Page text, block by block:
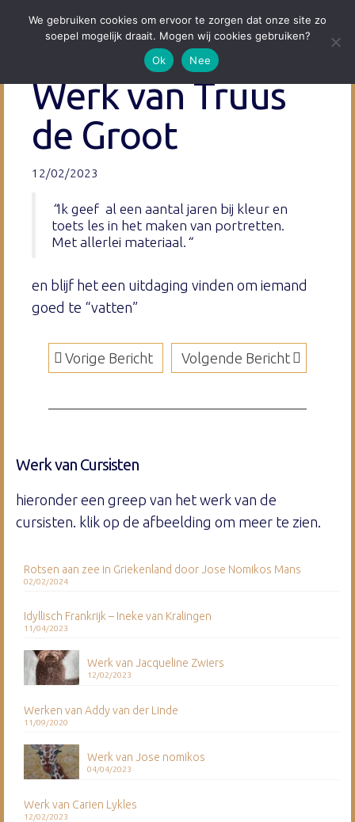
Werk van Truus
de Groot
12/02/2023
“Ik geef al een aantal jaren bij kleur en
toets les in het maken van portretten.
Met allerlei materiaal. “
en blijf het een uitdaging vinden om iemand
goed te “vatten”
Vorige Bericht Volgende Bericht
Werk van Cursisten
hieronder een greep van het werk van de
cursisten. klik op de afbeelding om meer te zien.
Rotsen aan zee in Griekenland door Jose Nomikos Mans
02/02/2024
Idyllisch Frankrijk – Ineke van Kralingen
11/04/2023
Werk van Jacqueline Zwiers
12/02/2023
Werken van Addy van der Linde
11/09/2020
Werk van Jose nomikos
04/04/2023
Werk van Carien Lykles
12/02/2023
We gebruiken cookies om ervoor te zorgen dat onze site zo
soepel mogelijk draait. Mogen wij cookies gebruiken?
Ok
Nee